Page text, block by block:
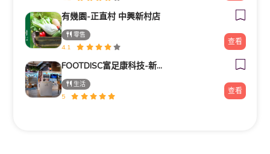
有幾園-正直村 中興新村店
零售
4.1
查看
FOOTDISC富足康科技-新光三越-西門店
生活
5
查看